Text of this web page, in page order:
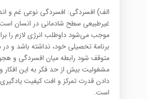
الف) افسردگی: افسردگی نوعی غم و
غیرطبیعی سطح شادمانی در انسان
موجب می‌شود داوطلب انرژی لازم را
برنامة تحصیلی خود، نداشته باشد و در
متوقف شود رابطه میان افسردگی و
مشغولیت بیش از حد فکر به این افکار
دادن قدرت تمرکز و افت کیفیت
است.